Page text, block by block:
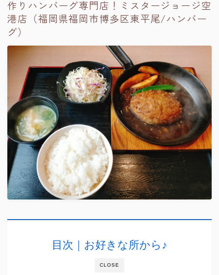
作りハンバーグ専門店！ミスタージョージ空
港店（福岡県福岡市博多区東平尾/ハンバー
グ）
CLOSE
目次｜お好きな所から♪